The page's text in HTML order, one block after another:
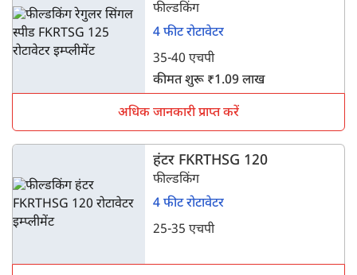
फील्डकिंग
4 फीट रोटावेटर
35-40 एचपी
कीमत शुरू ₹1.09 लाख
अधिक जानकारी प्राप्त करें
हंटर FKRTHSG 120
फील्डकिंग
4 फीट रोटावेटर
25-35 एचपी